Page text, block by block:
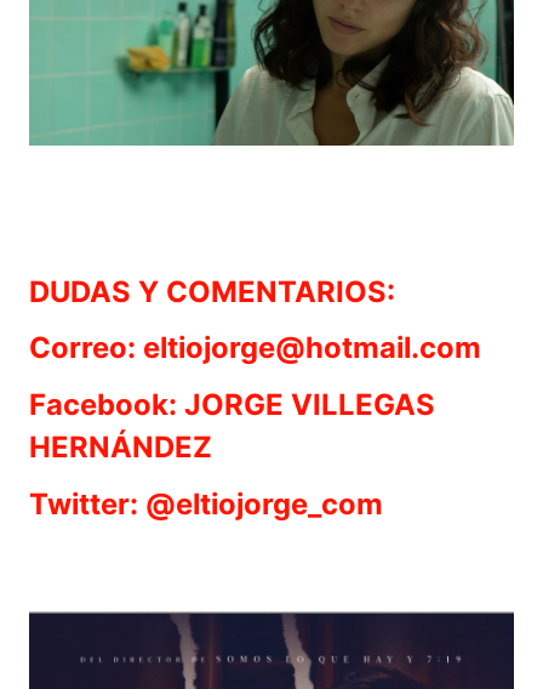
DUDAS Y COMENTARIOS:
Correo: eltiojorge@hotmail.com
Facebook: JORGE VILLEGAS
HERNÁNDEZ
Twitter: @eltiojorge_com